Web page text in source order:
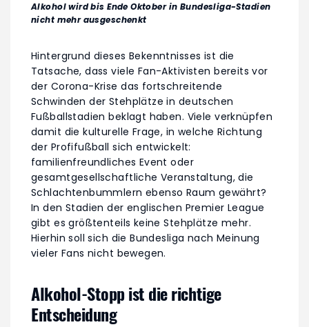
Alkohol wird bis Ende Oktober in Bundesliga-Stadien
nicht mehr ausgeschenkt
Hintergrund dieses Bekenntnisses ist die
Tatsache, dass viele Fan-Aktivisten bereits vor
der Corona-Krise das fortschreitende
Schwinden der Stehplätze in deutschen
Fußballstadien beklagt haben. Viele verknüpfen
damit die kulturelle Frage, in welche Richtung
der Profifußball sich entwickelt:
familienfreundliches Event oder
gesamtgesellschaftliche Veranstaltung, die
Schlachtenbummlern ebenso Raum gewährt?
In den Stadien der englischen Premier League
gibt es größtenteils keine Stehplätze mehr.
Hierhin soll sich die Bundesliga nach Meinung
vieler Fans nicht bewegen.
Alkohol-Stopp ist die richtige
Entscheidung